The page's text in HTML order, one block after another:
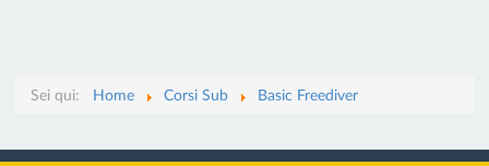
Sei qui: Home Corsi Sub Basic Freediver